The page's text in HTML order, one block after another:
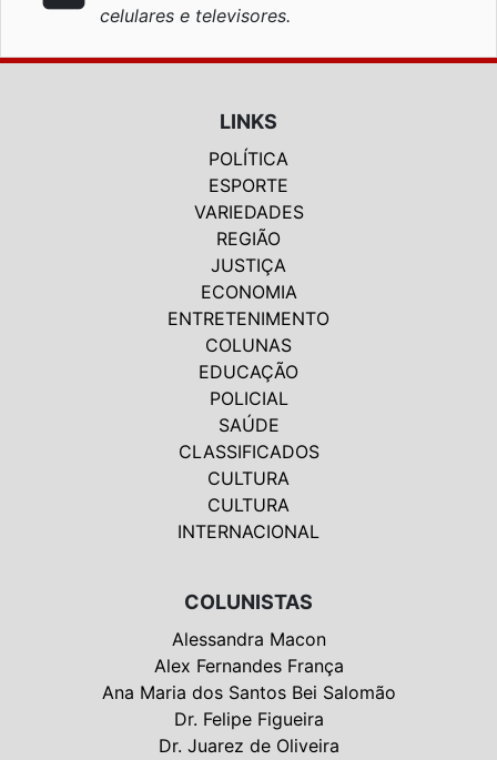
celulares e televisores.
LINKS
POLÍTICA
ESPORTE
VARIEDADES
REGIÃO
JUSTIÇA
ECONOMIA
ENTRETENIMENTO
COLUNAS
EDUCAÇÃO
POLICIAL
SAÚDE
CLASSIFICADOS
CULTURA
CULTURA
INTERNACIONAL
COLUNISTAS
Alessandra Macon
Alex Fernandes França
Ana Maria dos Santos Bei Salomão
Dr. Felipe Figueira
Dr. Juarez de Oliveira